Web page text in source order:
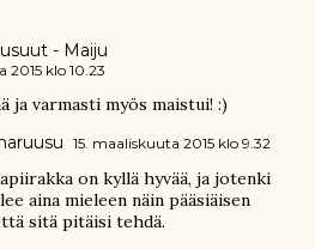
- Maiju
2015 klo 10.23
ja varmasti myös maistui! :)
15. maaliskuuta 2015 klo 9.32
on kyllä hyvää, ja jotenki
aina mieleen näin pääsiäisen
sitä pitäisi tehdä.